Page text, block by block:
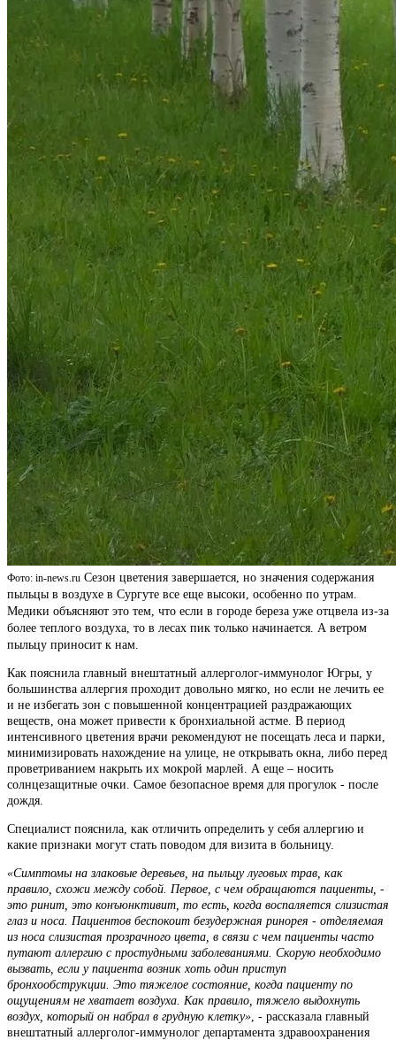
Фото: in-news.ru Сезон цветения завершается, но значения содержания
пыльцы в воздухе в Сургуте все еще высоки, особенно по утрам.
Медики объясняют это тем, что если в городе береза уже отцвела из-за
более теплого воздуха, то в лесах пик только начинается. А ветром
пыльцу приносит к нам.
Как пояснила главный внештатный аллерголог-иммунолог Югры, у
большинства аллергия проходит довольно мягко, но если не лечить ее
и не избегать зон с повышенной концентрацией раздражающих
веществ, она может привести к бронхиальной астме. В период
интенсивного цветения врачи рекомендуют не посещать леса и парки,
минимизировать нахождение на улице, не открывать окна, либо перед
проветриванием накрыть их мокрой марлей. А еще – носить
солнцезащитные очки. Самое безопасное время для прогулок - после
дождя.
Специалист пояснила, как отличить определить у себя аллергию и
какие признаки могут стать поводом для визита в больницу.
«Симптомы на злаковые деревьев, на пыльцу луговых трав, как
правило, схожи между собой. Первое, с чем обращаются пациенты, -
это ринит, это конъюнктивит, то есть, когда воспаляется слизистая
глаз и носа. Пациентов беспокоит безудержная ринорея - отделяемая
из носа слизистая прозрачного цвета, в связи с чем пациенты часто
путают аллергию с простудными заболеваниями. Скорую необходимо
вызвать, если у пациента возник хоть один приступ
бронхообструкции. Это тяжелое состояние, когда пациенту по
ощущениям не хватает воздуха. Как правило, тяжело выдохнуть
воздух, который он набрал в грудную клетку» , - рассказала главный
внештатный аллерголог-иммунолог департамента здравоохранения